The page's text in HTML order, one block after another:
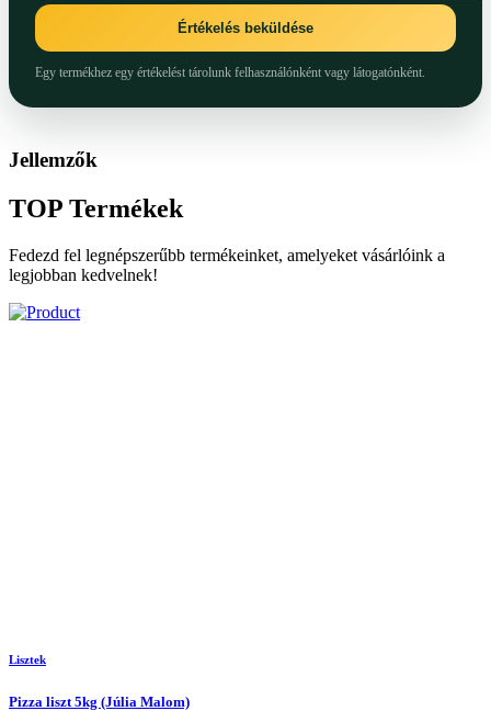
Értékelés beküldése
Egy termékhez egy értékelést tárolunk felhasználónként vagy látogatónként.
Jellemzők
TOP Termékek
Fedezd fel legnépszerűbb termékeinket, amelyeket vásárlóink a
legjobban kedvelnek!
Lisztek
Pizza liszt 5kg (Júlia Malom)